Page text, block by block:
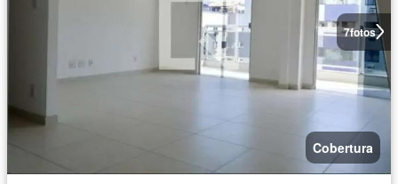
7fotos
Cobertura